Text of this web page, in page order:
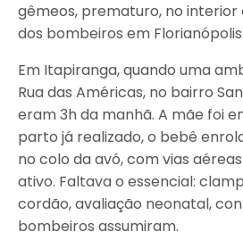
gêmeos, prematuro, no
dos bombeiros em Florianópolis.
Em Itapiranga, quando uma
Rua das Américas, no bairro
eram 3h da manhã. A mãe foi
parto já realizado, o bebê
no colo da avó, com vias
ativo. Faltava o essencial:
cordão, avaliação neonatal,
bombeiros assumiram.